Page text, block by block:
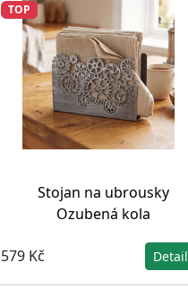
TOP
Stojan na ubrousky
Ozubená kola
579 Kč Detail